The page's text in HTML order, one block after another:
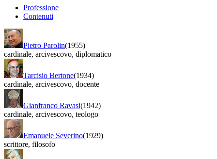
Professione
Contenuti
Pietro Parolin(1955)
cardinale, arcivescovo, diplomatico
Tarcisio Bertone(1934)
cardinale, arcivescovo, docente
Gianfranco Ravasi(1942)
cardinale, arcivescovo, teologo
Emanuele Severino(1929)
scrittore, filosofo